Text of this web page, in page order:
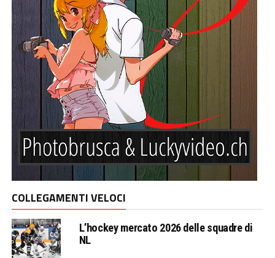
COLLEGAMENTI VELOCI
L’hockey mercato 2026 delle squadre di
NL